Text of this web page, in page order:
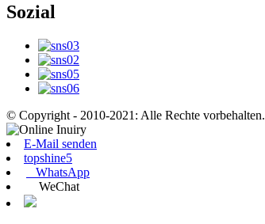
Sozial
© Copyright - 2010-2021: Alle Rechte vorbehalten.
E-Mail senden
topshine5
WhatsApp
WeChat